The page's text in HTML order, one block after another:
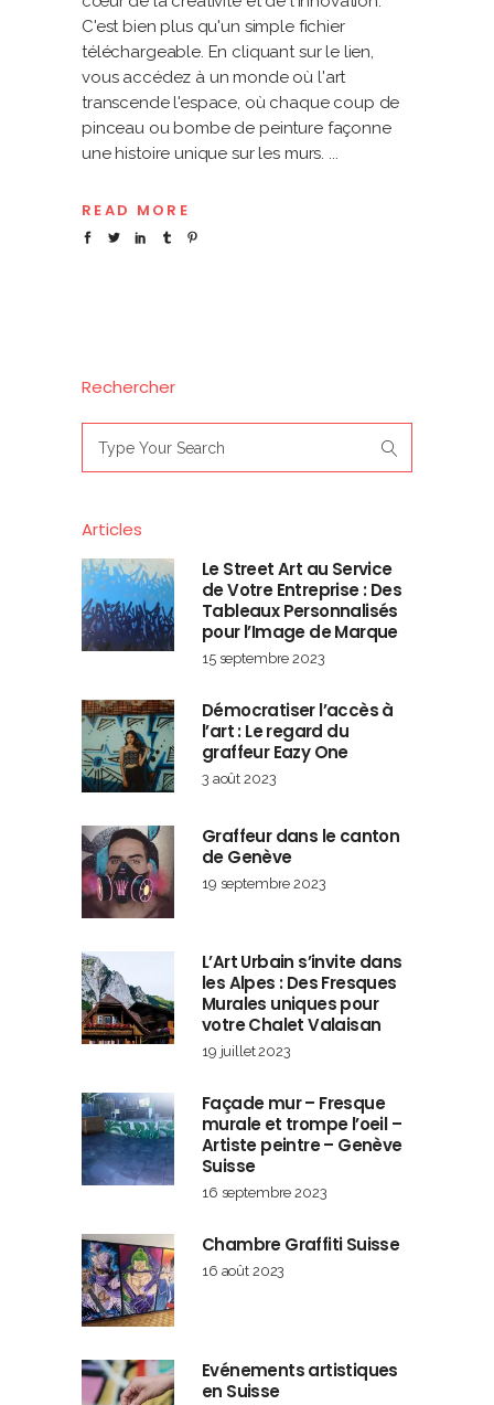
C'est bien plus qu'un simple fichier
téléchargeable. En cliquant sur le lien,
vous accédez à un monde où l'art
transcende l'espace, où chaque coup de
pinceau ou bombe de peinture façonne
une histoire unique sur les murs.
READ MORE
Rechercher
for:
Articles
Le Street Art au Service
de Votre Entreprise : Des
Tableaux Personnalisés
pour l’Image de Marque
15 septembre 2023
Démocratiser l’accès à
l’art : Le regard du
graffeur Eazy One
3 août 2023
Graffeur dans le canton
de Genève
19 septembre 2023
L’Art Urbain s’invite dans
les Alpes : Des Fresques
Murales uniques pour
votre Chalet Valaisan
19 juillet 2023
Façade mur – Fresque
murale et trompe l’oeil –
Artiste peintre – Genève
Suisse
16 septembre 2023
Chambre Graffiti Suisse
16 août 2023
Evénements artistiques
en Suisse